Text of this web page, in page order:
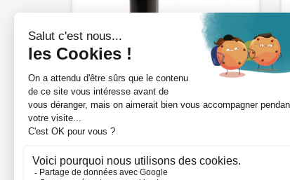
charnière 180° - TIGER...
TIGER 9005
DÉTAILS